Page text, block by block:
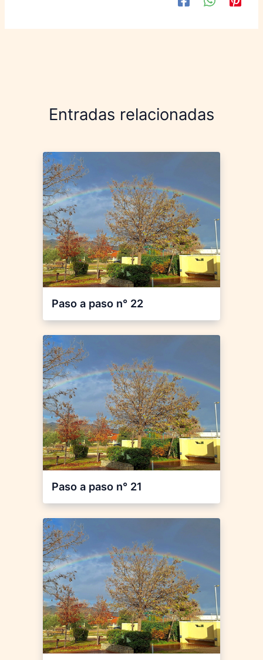
Entradas relacionadas
Paso a paso n° 22
Paso a paso n° 21